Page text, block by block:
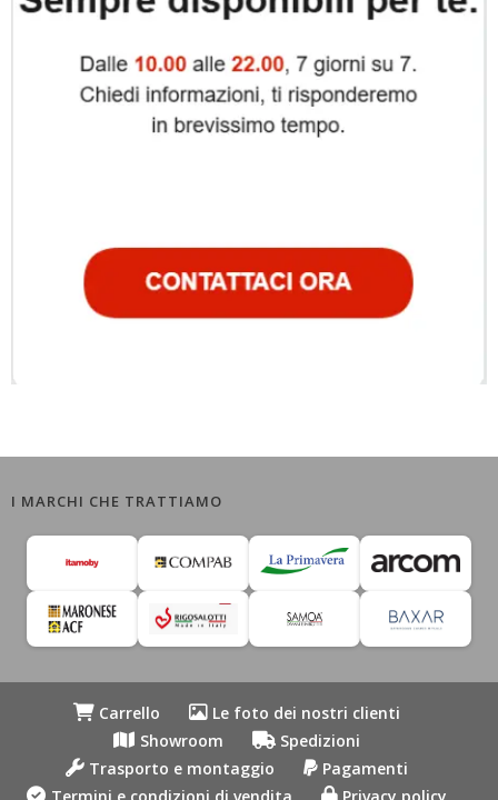
I MARCHI CHE TRATTIAMO
Carrello
Le foto dei nostri clienti
Showroom
Spedizioni
Trasporto e montaggio
Pagamenti